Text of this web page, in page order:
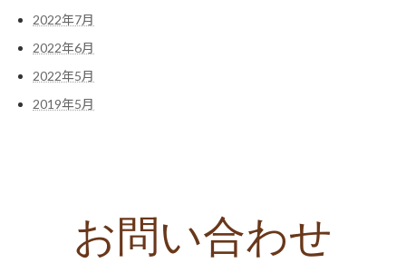
2022年7月
2022年6月
2022年5月
2019年5月
お問い合わせ